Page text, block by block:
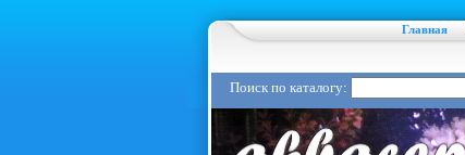
Главная
Поиск по каталогу: